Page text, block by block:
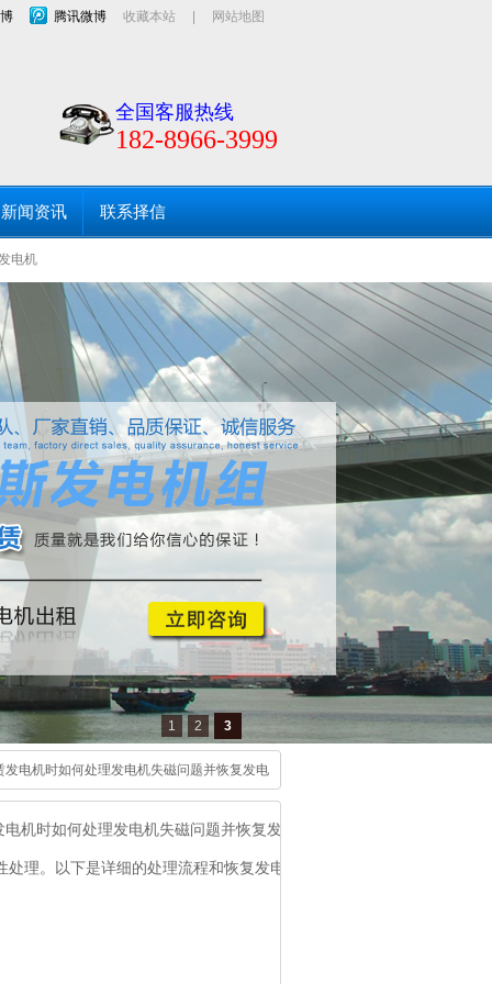
腾讯微博 收藏本站 网站地图
全国客服热线
182-8966-3999
新闻资讯 联系择信
电机
1 2 3
电机时如何处理发电机失磁问题并恢复发电
机时如何处理发电机失磁问题并恢复发电
理。以下是详细的处理流程和恢复发电的方法：